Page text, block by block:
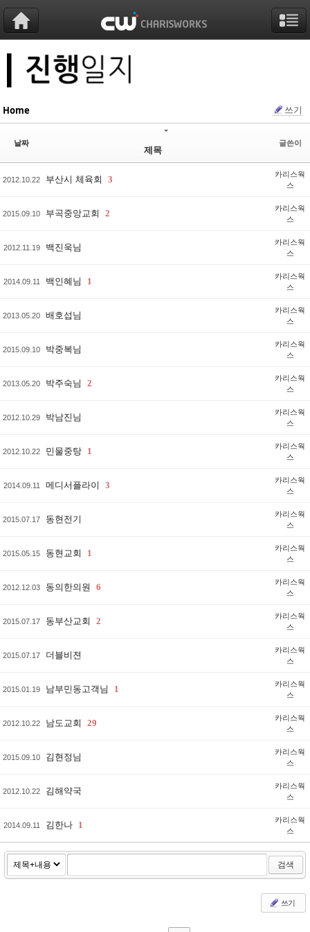
Home 쓰기
날짜
제목
글쓴이
2012.10.22 부산시 체육회 3
카리스웍
스
2015.09.10 부곡중앙교회 2
카리스웍
스
2012.11.19 백진욱님
카리스웍
스
2014.09.11 백인혜님 1
카리스웍
스
2013.05.20 배호섭님
카리스웍
스
2015.09.10 박중복님
카리스웍
스
2013.05.20 박주숙님 2
카리스웍
스
2012.10.29 박남진님
카리스웍
스
2012.10.22 민물중탕 1
카리스웍
스
2014.09.11 메디서플라이 3
카리스웍
스
2015.07.17 동현전기
카리스웍
스
2015.05.15 동현교회 1
카리스웍
스
2012.12.03 동의한의원 6
카리스웍
스
2015.07.17 동부산교회 2
카리스웍
스
2015.07.17 더블비젼
카리스웍
스
2015.01.19 남부민동고객님 1
카리스웍
스
2012.10.22 남도교회 29
카리스웍
스
2015.09.10 김현정님
카리스웍
스
2012.10.22 김해약국
카리스웍
스
2014.09.11 김한나 1
카리스웍
스
검색
쓰기